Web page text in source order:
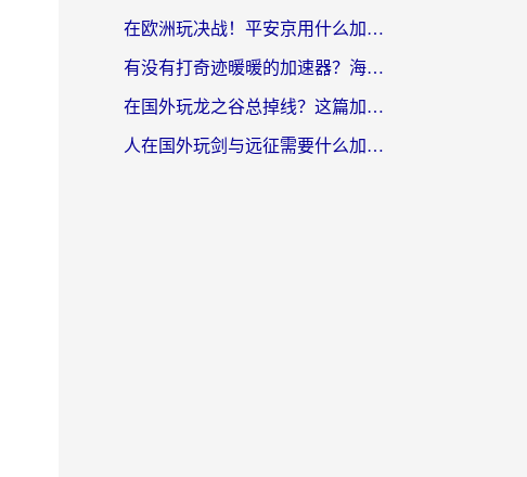
在欧洲玩决战！平安京用什么加速器最好用？2026实测有效的国服游戏加速指南
有没有打奇迹暖暖的加速器？海外党国服游戏畅玩不卡顿的秘密
在国外玩龙之谷总掉线？这篇加速器指南帮你告别延迟卡顿！
人在国外玩剑与远征需要什么加速器？老玩家亲测的避坑指南来了